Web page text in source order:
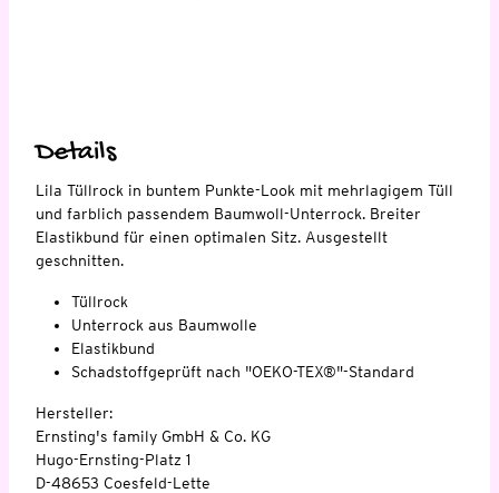
Details
Lila Tüllrock in buntem Punkte-Look mit mehrlagigem Tüll
und farblich passendem Baumwoll-Unterrock. Breiter
Elastikbund für einen optimalen Sitz. Ausgestellt
geschnitten.
Tüllrock
Unterrock aus Baumwolle
Elastikbund
Schadstoffgeprüft nach "OEKO-TEX®"-Standard
Hersteller:
Ernsting's family GmbH & Co. KG
Hugo-Ernsting-Platz 1
D-48653 Coesfeld-Lette